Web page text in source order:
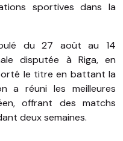
sportives dans la
du 27 août au 14
disputée à Riga, en
le titre en battant la
a réuni les meilleures
offrant des matchs
deux semaines.